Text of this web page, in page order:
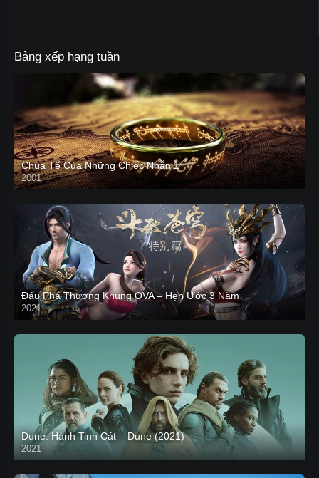
Bảng xếp hạng tuần
Chúa Tể Của Những Chiếc Nhẫn 1
2001
Đấu Phá Thương Khung OVA – Hẹn Ước 3 Năm
2021
Dune: Hành Tinh Cát – Dune (2021)
2021
HD VIETSUB